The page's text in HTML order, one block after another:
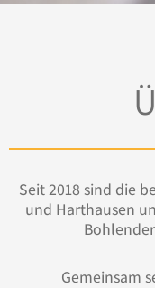
Seit 2018 sind die
und Harthausen
Gemeinsam